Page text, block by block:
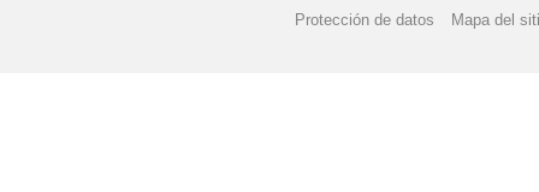
Protección de datos Mapa del